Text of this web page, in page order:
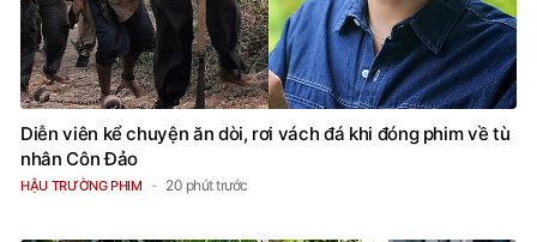
Diễn viên kể chuyện ăn dòi, rơi vách đá khi đóng phim về tù
nhân Côn Đảo
HẬU TRƯỜNG PHIM 20 phút trước